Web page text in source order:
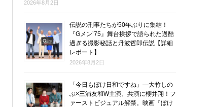
2026年8月2日
伝説の刑事たちが50年ぶりに集結！
『Gメン’75』舞台挨拶で語られた過酷
過ぎる撮影秘話と丹波哲郎伝説【詳細
レポート】
2026年8月2日
「今日もぼけ日和ですね」―大竹しの
ぶ×三浦友和W主演、共演に櫻井翔！フ
ァーストビジュアル解禁。映画『ぼけ